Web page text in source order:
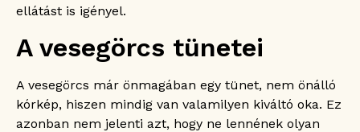
ellátást is igényel.
A vesegörcs tünetei
A vesegörcs már önmagában egy tünet, nem önálló
kórkép, hiszen mindig van valamilyen kiváltó oka. Ez
azonban nem jelenti azt, hogy ne lennének olyan